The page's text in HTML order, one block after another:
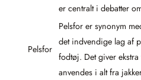
er centralt i debatter
Pelsfor
Pelsfor er synonym
det indvendige lag af
fodtøj. Det giver
anvendes i alt fra